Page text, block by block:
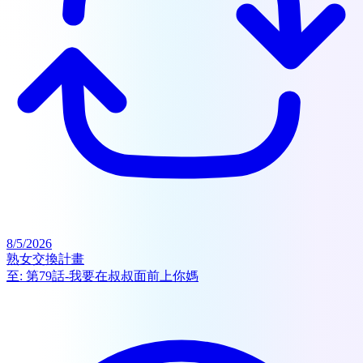
8/5/2026
熟女交換計畫
至: 第79話-我要在叔叔面前上你媽